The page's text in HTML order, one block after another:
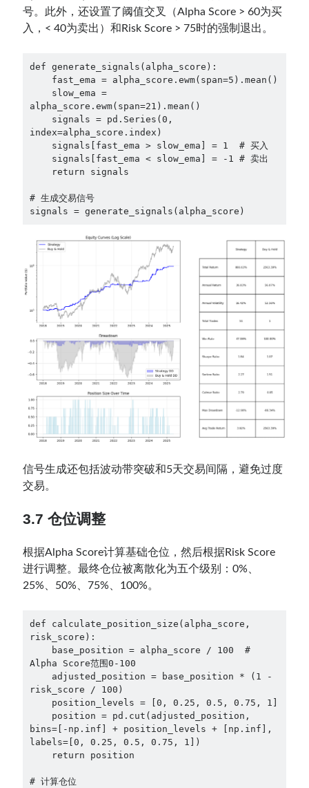
号。此外，还设置了阈值交叉（Alpha Score > 60为买
入，< 40为卖出）和Risk Score > 75时的强制退出。
def generate_signals(alpha_score):
alpha_score.ewm(span=21).mean()
index=alpha_score.index)
# 生成交易信号
signals = generate_signals(alpha_score)
信号生成还包括波动带突破和5天交易间隔，避免过度
交易。
3.7 仓位调整
根据Alpha Score计算基础仓位，然后根据Risk Score
进行调整。最终仓位被离散化为五个级别：0%、
25%、50%、75%、100%。
def calculate_position_size(alpha_score,
risk_score):
Alpha Score范围0-100
risk_score / 100)
bins=[-np.inf] + position_levels + [np.inf],
labels=[0, 0.25, 0.5, 0.75, 1])
# 计算仓位